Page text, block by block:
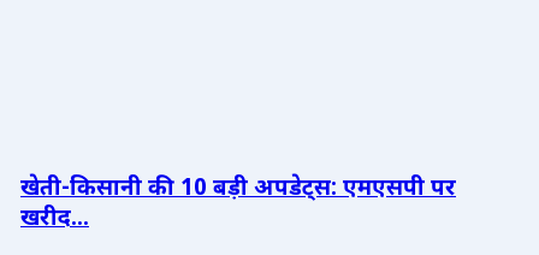
खेती-किसानी की 10 बड़ी अपडेट्स: एमएसपी पर
खरीद...